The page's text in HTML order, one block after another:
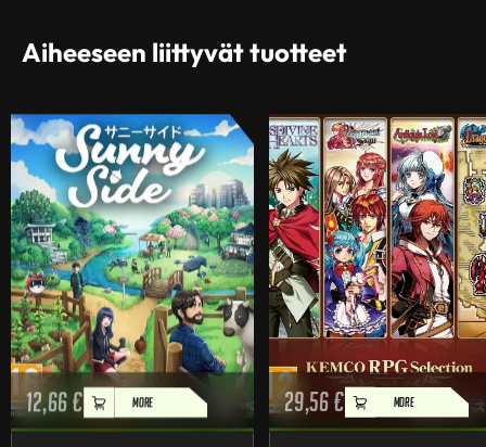
Aiheeseen liittyvät tuotteet
12,66€ MORE 29,56€ MORE